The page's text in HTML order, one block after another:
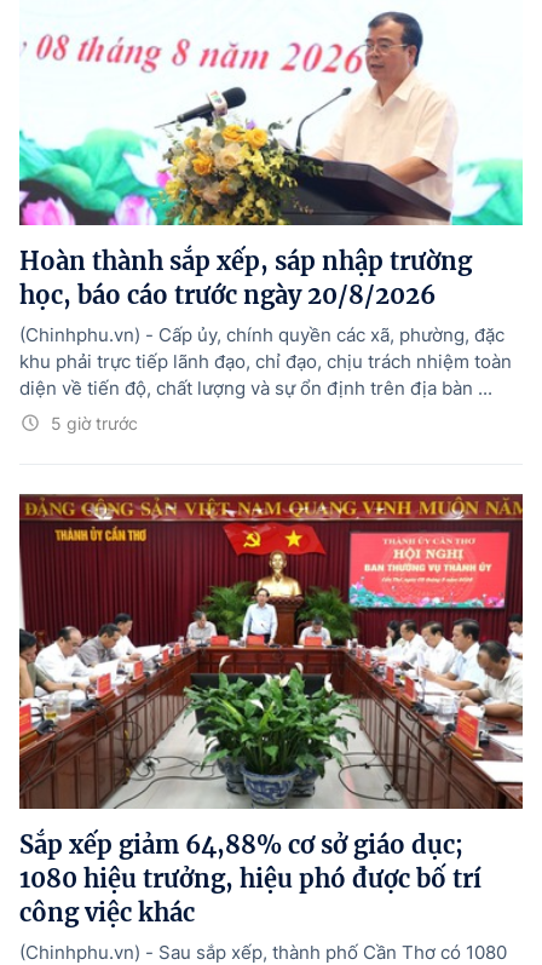
Hoàn thành sắp xếp, sáp nhập trường
học, báo cáo trước ngày 20/8/2026
5 giờ trước
(Chinhphu.vn) - Cấp ủy, chính quyền các xã, phường, đặc
khu phải trực tiếp lãnh đạo, chỉ đạo, chịu trách nhiệm toàn
diện về tiến độ, chất lượng và sự ổn định trên địa bàn ...
Sắp xếp giảm 64,88% cơ sở giáo dục;
1080 hiệu trưởng, hiệu phó được bố trí
công việc khác
(Chinhphu.vn) - Sau sắp xếp, thành phố Cần Thơ có 1080